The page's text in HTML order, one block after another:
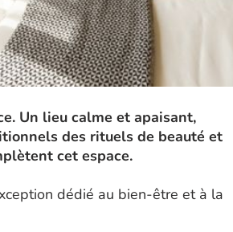
Un lieu calme et apaisant,
des rituels de beauté et
cet espace.
dédié au bien-être et à la